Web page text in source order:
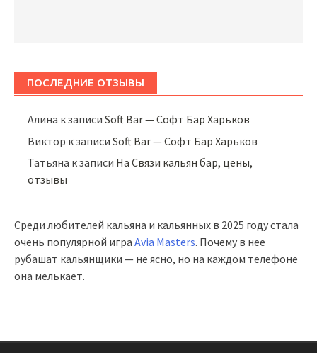
ПОСЛЕДНИЕ ОТЗЫВЫ
Алина к записиSoft Bar — Софт Бар Харьков
Виктор к записиSoft Bar — Софт Бар Харьков
Татьяна к записи На Связи кальян бар, цены,
отзывы
Среди любителей кальяна и кальянных в 2025 году стала
очень популярной игра Avia Masters. Почему в нее
рубашат кальянщики — не ясно, но на каждом телефоне
она мелькает.